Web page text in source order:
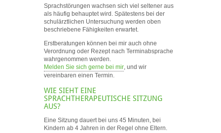
Sprachstörungen wachsen sich viel seltener aus
als häufig behauptet wird. Spätestens bei der
schulärztlichen Untersuchung werden oben
beschriebene Fähigkeiten erwartet.
Erstberatungen können bei mir auch ohne
Verordnung oder Rezept nach Terminabsprache
wahrgenommen werden.
Melden Sie sich gerne bei mir , und wir
vereinbaren einen Termin.
WIE SIEHT EINE
SPRACHTHERAPEUTISCHE SITZUNG
AUS?
Eine Sitzung dauert bei uns 45 Minuten, bei
Kindern ab 4 Jahren in der Regel ohne Eltern.